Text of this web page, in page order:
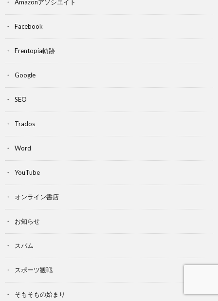
Amazonアソシエイト
Facebook
Frentopia軌跡
Google
SEO
Trados
Word
YouTube
オンライン書店
お知らせ
スパム
スポーツ観戦
そもそもの始まり